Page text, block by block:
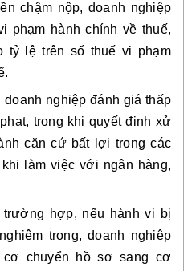
chậm nộp, doanh nghiệp
phạm hành chính về thuế,
tỷ lệ trên số thuế vi phạm
doanh nghiệpđánh giá thấp
, trong khi quyết định xử
căn cứ bất lợi trong các
làm việc với ngân hàng,
trường hợp, nếu hành vi bị
trọng, doanh nghiệp
cơ chuyển hồ sơ sang cơ